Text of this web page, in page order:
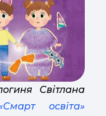
Світлана
освіта»